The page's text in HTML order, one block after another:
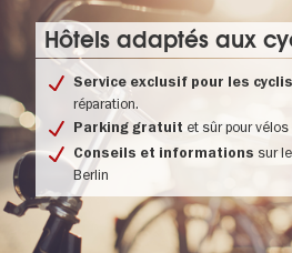
Hôtels adaptés aux
Service exclusif pour les
réparation.
Parking gratuit et sûr pour
Conseils et informations sur
Berlin